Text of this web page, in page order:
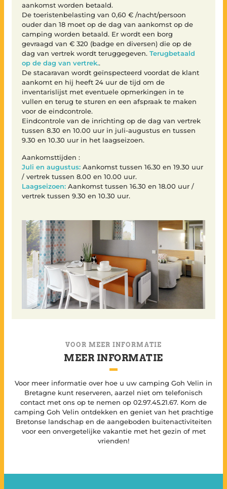
aankomst worden betaald.
De toeristenbelasting van 0,60 € /nacht/persoon
ouder dan 18 moet op de dag van aankomst op de
camping worden betaald. Er wordt een borg
gevraagd van € 320 (badge en diversen) die op de
dag van vertrek wordt teruggegeven. Terugbetaald
op de dag van vertrek..
De stacaravan wordt geïnspecteerd voordat de klant
aankomt en hij heeft 24 uur de tijd om de
inventarislijst met eventuele opmerkingen in te
vullen en terug te sturen en een afspraak te maken
voor de eindcontrole.
Eindcontrole van de inrichting op de dag van vertrek
tussen 8.30 en 10.00 uur in juli-augustus en tussen
9.30 en 10.30 uur in het laagseizoen.
Aankomsttijden :
Juli en augustus: Aankomst tussen 16.30 en 19.30 uur
/ vertrek tussen 8.00 en 10.00 uur.
Laagseizoen: Aankomst tussen 16.30 en 18.00 uur /
vertrek tussen 9.30 en 10.30 uur.
VOOR MEER INFORMATIE
MEER INFORMATIE
Voor meer informatie over hoe u uw camping Goh Velin in
Bretagne kunt reserveren, aarzel niet om telefonisch
contact met ons op te nemen op 02.97.45.21.67. Kom de
camping Goh Velin ontdekken en geniet van het prachtige
Bretonse landschap en de aangeboden buitenactiviteiten
voor een onvergetelijke vakantie met het gezin of met
vrienden!